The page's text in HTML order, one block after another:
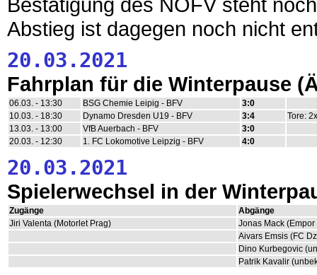
Abstieg ist dagegen noch nicht
20.03.2021
Fahrplan für die Winterpause
06.03. - 13:30 BSG Chemie Leipig - BFV
3:0
10.03. - 18:30
Dynamo Dresden U19 - BFV 3:4
Tore:
13.03. - 13:00
VfB Auerbach - BFV
3:0
20.03. - 12:30
1. FC Lokomotive Leipzig - BFV 4:0
20.03.2021
Spielerwechsel in der
Zugänge
Abgänge
Jiri Valenta (Motorlet Prag)
Jonas Mack
Aivars Emsis (FC
Dino Kurbegovic
Patrik Kavalir